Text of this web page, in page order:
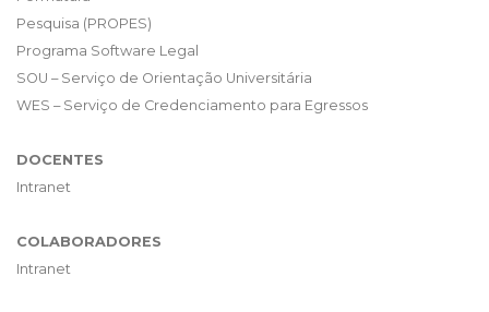
Pesquisa (PROPES)
Programa Software Legal
SOU – Serviço de Orientação Universitária
WES – Serviço de Credenciamento para Egressos
DOCENTES
Intranet
COLABORADORES
Intranet